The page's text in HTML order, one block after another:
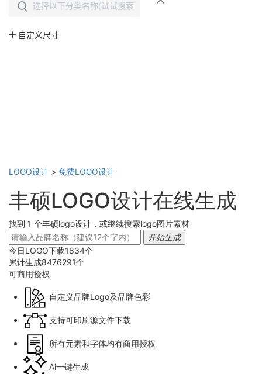
LOGO设计 > 免费LOGO设计
丰硕LOGO设计在线生成
找到 1 个丰硕logo设计，或继续搜索logo图片素材
开始生成
今日LOGO下载1834个
累计生成8476291个
可商用授权
自定义品牌Logo及品牌色彩
支持可印刷源文件下载
所有元素和字体均有商用授权
Ai一键生成